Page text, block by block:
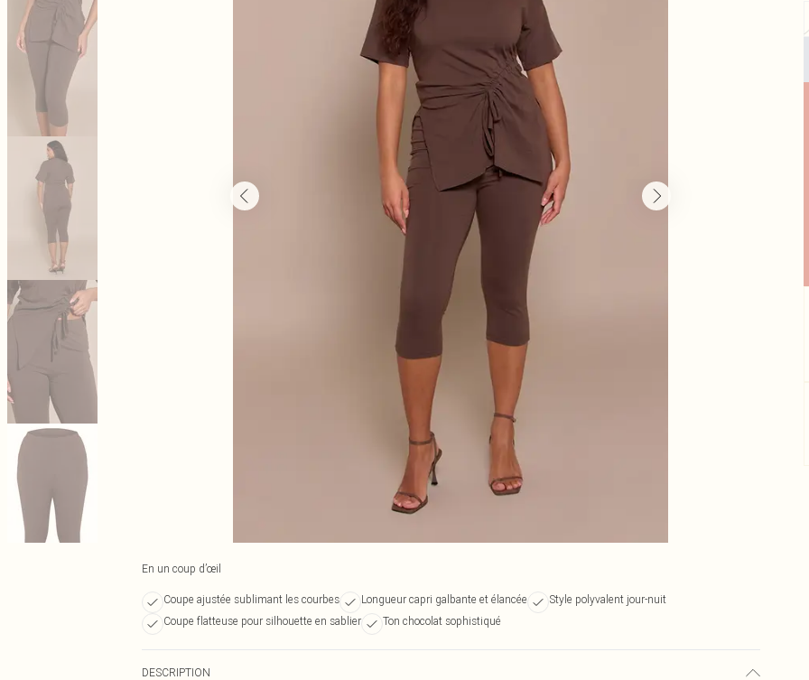
En un coup d’œil
Coupe ajustée sublimant les courbes Longueur capri galbante et élancée
Style polyvalent jour-nuit
Coupe flatteuse pour silhouette en sablier
Ton chocolat sophistiqué
DESCRIPTION